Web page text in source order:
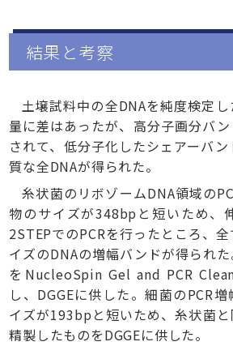
結果と考察
土壌試料中の全DNAを純度検定
量に差はあったが、高分子画分バ
されて、低分子化したシェアーバ
質な全DNAが得られた。
糸状菌のリボゾームDNA領域の
物のサイズが348bpと短いため、
2STEPでのPCRを行ったところ、
イズのDNAの増幅バンドが得られ
をNucleoSpin Gel and PCR
し、DGGEに供した。細菌のPCR
イズが193bpと短いため、糸状菌と
精製したものをDGGEに供した。